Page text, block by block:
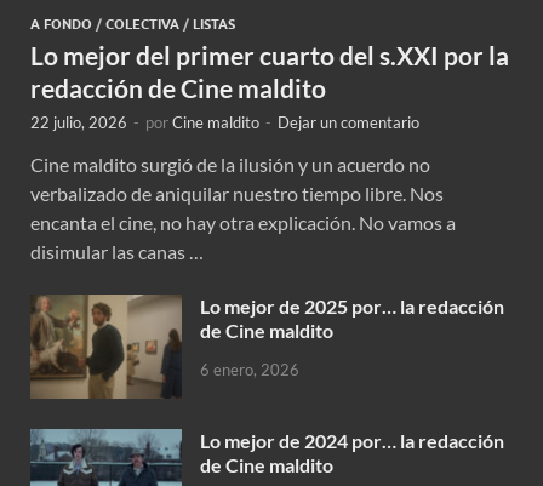
A FONDO / COLECTIVA / LISTAS
Lo mejor del primer cuarto del s.XXI por la
redacción de Cine maldito
22 julio, 2026 - porCine maldito - Dejar un comentario
Cine maldito surgió de la ilusión y un acuerdo no
verbalizado de aniquilar nuestro tiempo libre. Nos
encanta el cine, no hay otra explicación. No vamos a
disimular las canas …
Lo mejor de 2025 por… la redacción
de Cine maldito
6 enero, 2026
Lo mejor de 2024 por… la redacción
de Cine maldito